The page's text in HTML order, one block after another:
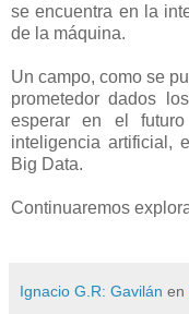
se encuentra en la
de la máquina.
Un campo, como se
prometedor dados
esperar en el
inteligencia artificial,
Big Data.
Continuaremos
Ignacio G.R: Gavilán en